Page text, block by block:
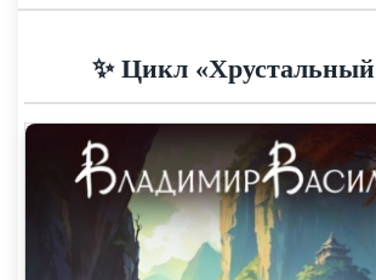
✨ Цикл